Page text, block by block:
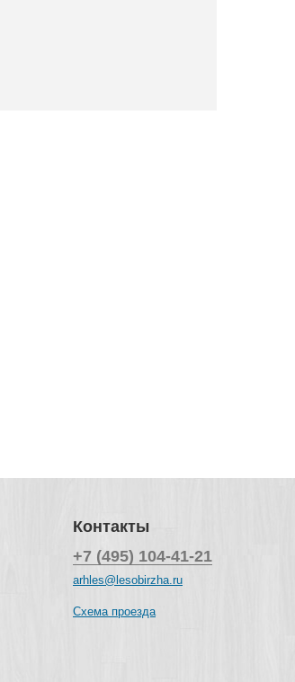
Контакты
+7 (495) 104-41-21
arhles@lesobirzha.ru
Схема проезда